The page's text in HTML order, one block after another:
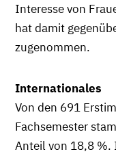
Interesse von
hat damit
zugenommen.
Internationales
Von den 691
Fachsemester
Anteil von 18,8 %.